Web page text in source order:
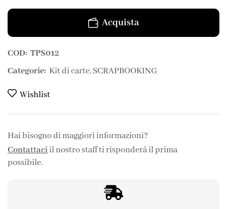
Acquista
COD: TPS012
Categorie: Kit di carte,SCRAPBOOKING
Wishlist
Hai bisogno di maggiori informazioni?
Contattaciil nostro staff ti risponderà il prima
possibile.